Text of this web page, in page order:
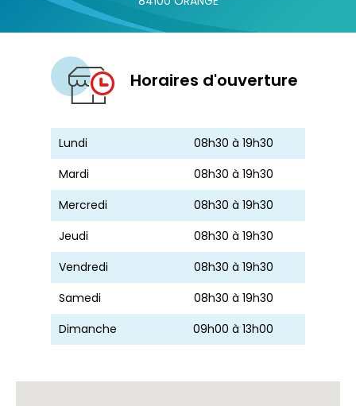
Horaires d'ouverture
Lundi
08h30 à 19h30
Mardi
08h30 à 19h30
Mercredi
08h30 à 19h30
Jeudi
08h30 à 19h30
Vendredi
08h30 à 19h30
Samedi
08h30 à 19h30
Dimanche
09h00 à 13h00